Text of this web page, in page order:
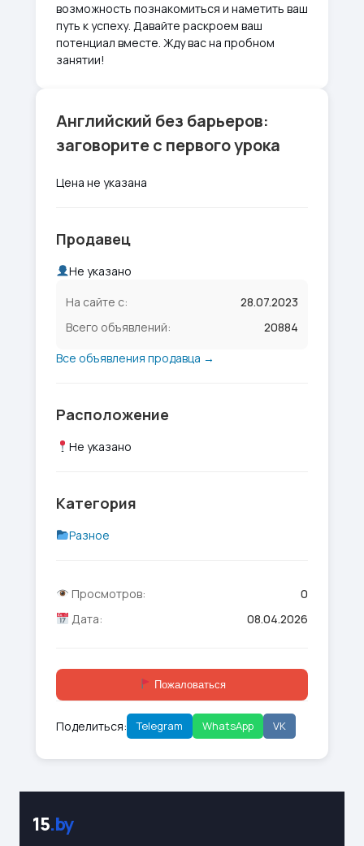
возможность познакомиться и наметить ваш
путь к успеху. Давайте раскроем ваш
потенциал вместе. Жду вас на пробном
занятии!
Английский без барьеров:
заговорите с первого урока
Цена не указана
Продавец
Не указано
На сайте с:
28.07.2023
Всего объявлений:
20884
Все объявления продавца →
Расположение
Не указано
Категория
Разное
Просмотров:
0
Дата:
08.04.2026
Пожаловаться
Поделиться: Telegram WhatsApp VK
15.by